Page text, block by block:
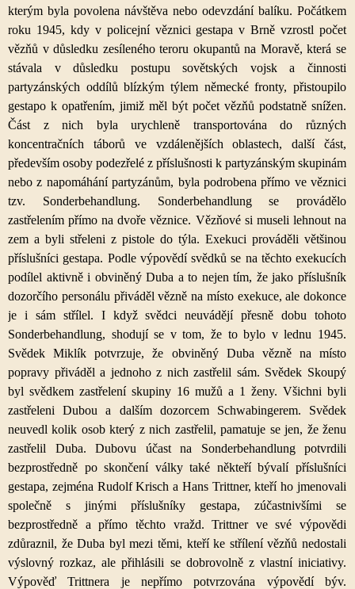
kterým byla povolena návštěva nebo odevzdání balíku. Počátkem
roku 1945, kdy v policejní věznici gestapa v Brně vzrostl počet
vězňů v důsledku zesíleného teroru okupantů na Moravě, která se
stávala v důsledku postupu sovětských vojsk a činnosti
partyzánských oddílů blízkým týlem německé fronty, přistoupilo
gestapo k opatřením, jimiž měl být počet vězňů podstatně snížen.
Část z nich byla urychleně transportována do různých
koncentračních táborů ve vzdálenějších oblastech, další část,
především osoby podezřelé z příslušnosti k partyzánským skupinám
nebo z napomáhání partyzánům, byla podrobena přímo ve věznici
tzv. Sonderbehandlung. Sonderbehandlung se provádělo
zastřelením přímo na dvoře věznice. Vězňové si museli lehnout na
zem a byli střeleni z pistole do týla. Exekuci prováděli většinou
příslušníci gestapa. Podle výpovědí svědků se na těchto exekucích
podílel aktivně i obviněný Duba a to nejen tím, že jako příslušník
dozorčího personálu přiváděl vězně na místo exekuce, ale dokonce
je i sám střílel. I když svědci neuvádějí přesně dobu tohoto
Sonderbehandlung, shodují se v tom, že to bylo v lednu 1945.
Svědek Miklík potvrzuje, že obviněný Duba vězně na místo
popravy přiváděl a jednoho z nich zastřelil sám. Svědek Skoupý
byl svědkem zastřelení skupiny 16 mužů a 1 ženy. Všichni byli
zastřeleni Dubou a dalším dozorcem Schwabingerem. Svědek
neuvedl kolik osob který z nich zastřelil, pamatuje se jen, že ženu
zastřelil Duba. Dubovu účast na Sonderbehandlung potvrdili
bezprostředně po skončení války také někteří bývalí příslušníci
gestapa, zejména Rudolf Krisch a Hans Trittner, kteří ho jmenovali
společně s jinými příslušníky gestapa, zúčastnivšími se
bezprostředně a přímo těchto vražd. Trittner ve své výpovědi
zdůraznil, že Duba byl mezi těmi, kteří ke střílení vězňů nedostali
výslovný rozkaz, ale přihlásili se dobrovolně z vlastní iniciativy.
Výpověď Trittnera je nepřímo potvrzována výpovědí býv.